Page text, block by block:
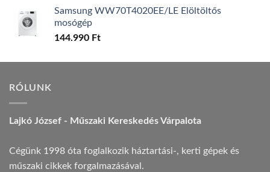
Samsung WW70T4020EE/LE Elöltöltős
mosógép
144.990 Ft
RÓLUNK
Lajkó József - Műszaki Kereskedés Várpalota
Cégünk 1998 óta foglalkozik háztartási-, kerti gépek és
műszaki cikkek forgalmazásával.